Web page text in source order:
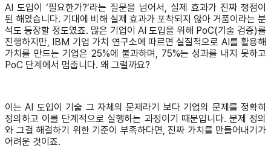
AI 도입이 ‘필요한가?’라는 질문을 넘어서, 실제 효과가 진짜 쟁점이
된 해였습니다. 기대에 비해 실제 효과가 포착되지 않아 거품이라는 분
석도 등장할 정도였죠. 많은 기업이 AI 도입을 위해 PoC(기술 검증)를
진행하지만, IBM 기업 가치 연구소에 따르면 실질적으로 AI를 활용해
가치를 만드는 기업은 25%에 불과하며, 75%는 성과를 내지 못하고
PoC 단계에서 멈춥니다. 왜 그럴까요?
이는 AI 도입이 기술 그 자체의 문제라기 보다 기업의 문제를 정확히
정의하고 이를 단계적으로 실행하는 과정이기 때문입니다. 문제 정의
와 그걸 해결하기 위한 기준이 부족하다면, 진짜 가치를 만들어내기가
어려운 것이죠.